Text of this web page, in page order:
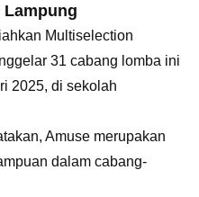
Lampung
Multiselection
31 cabang lomba ini
2025, di sekolah
Amuse merupakan
dalam cabang-